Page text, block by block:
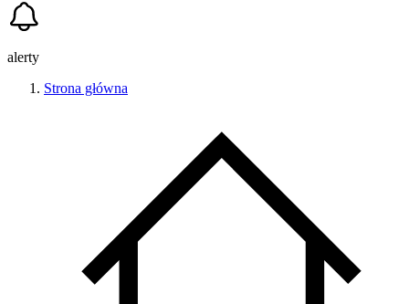
alerty
Strona główna